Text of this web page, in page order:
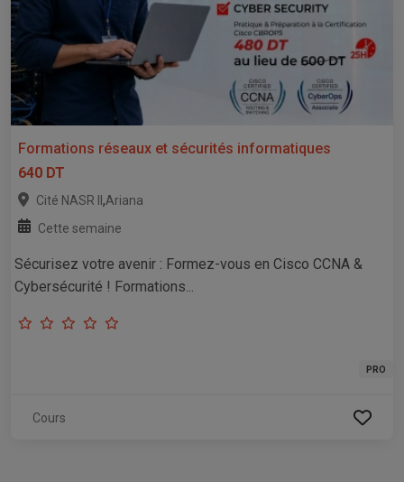
Formations réseaux et sécurités informatiques
640 DT
Cité NASR II ,Ariana
Cette semaine
Sécurisez votre avenir : Formez-vous en Cisco CCNA &
Cybersécurité ! Formations...
PRO
Cours